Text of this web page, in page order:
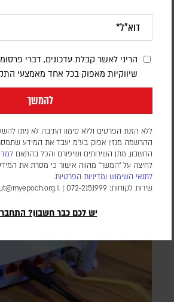
הריני לאשר קבלת עדכונים, דברי
שיווקיות מאפוק בכל אחד מאמצעי
להמשך
ללא הזנת הפרטים וללא סימון התיבה לא ניתן
ההרשמה מגזין אפוק בע״מ יעבד את המידע
החשבון, מתן השירותים ושיפורם והכל בהתאם
לחיצה על "המשך" מהווה אישור כי מסרת את
לתנאי השימוש ומדיניות הפרטיות.
שירות לקוחות: 072-2151999 |
יש לכם כבר חשבון?
דיווחים בתימן: עשרות הרוגים
חות'ית על כוחות הנתמכים על
דורון פסקין
לפי הדיווחים, כטב"מים של החות'ים תקפו
הממשלה ול"כוחות החירום התימנים",
במזרח המדינה